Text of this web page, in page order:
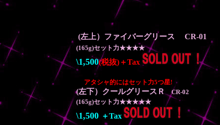
(左上）ファイバーグリース CR-01
(165g)セット力★★★★
\1,500(税抜)＋Tax
アタシャ的にはセット力5つ星!
(左下）クールグリースＲ CR-02
(165g)セット力★★★★★
\1,500 ＋Tax